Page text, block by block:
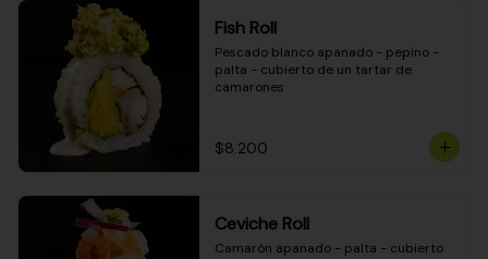
Fish Roll
Pescado blanco apanado - pepino -
palta - cubierto de un tartar de
camarones
$8.200
Ceviche Roll
Camarón apanado - palta - cubierto